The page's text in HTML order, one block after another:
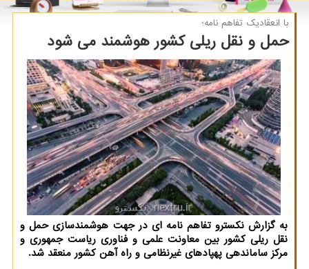
با انعقادیك تفاهم نامه؛
حمل و نقل ریلی كشور هوشمند می شود
به گزارش نكسترو تفاهم نامه ای در جهت هوشمندسازی حمل و
نقل ریلی كشور بین معاونت علمی و فناوری ریاست جمهوری و
مركز ساماندهی پهپادهای غیرنظامی و راه آهن كشور منعقد شد.